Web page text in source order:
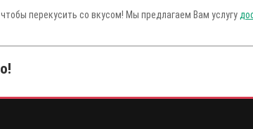
перекусить со вкусом! Мы предлагаем Вам услугу